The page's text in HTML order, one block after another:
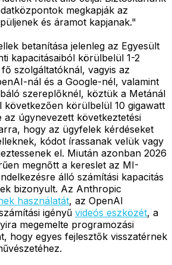
megkapják az
és áramot kapjanak."
betanítása jelenleg az Egyesült
kapacitásaiból körülbelül 1-2
szolgáltatóknál, vagyis az
nál és a Google-nél, valamint
szereplőknél, köztük a Metánál
következően körülbelül 10 gigawatt
az úgynevezett következtetési
hogy az ügyfelek kérdéseket
kódot írassanak velük vagy
el. Miután azonban 2026
megnőtt a kereslet az MI-
álló számítási kapacitás
bizonyult. Az Anthropic
használatát, az OpenAI
igényű videós eszközét, a
megemelte programozási
hogy egyes fejlesztők visszatérnek